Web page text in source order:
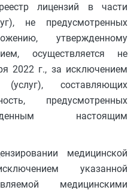
лицензий в части
не предусмотренных
утвержденному
осуществляется не
2022 г., за исключением
составляющих
предусмотренных
настоящим
медицинской
указанной
медицинскими